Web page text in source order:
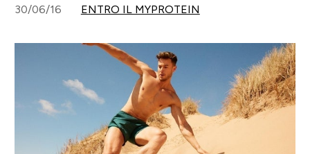
30/06/16 ENTRO IL MYPROTEIN